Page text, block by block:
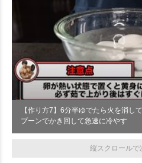
【作り方7】6分半ゆでたら火を消し
プーンでかき回して急速に冷やす
縦スクロールで